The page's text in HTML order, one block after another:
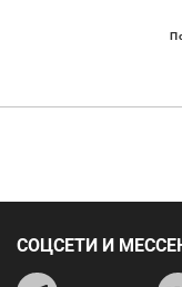
СОЦСЕТИ И